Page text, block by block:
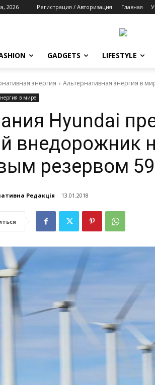
2026 Регистрация / Авторизация Главная
GADGETS LIFESTYLE
энергия Альтернативная энергия в
в мире
Нyundаі
внедорожник
резервом
Редакція 13.01.2018